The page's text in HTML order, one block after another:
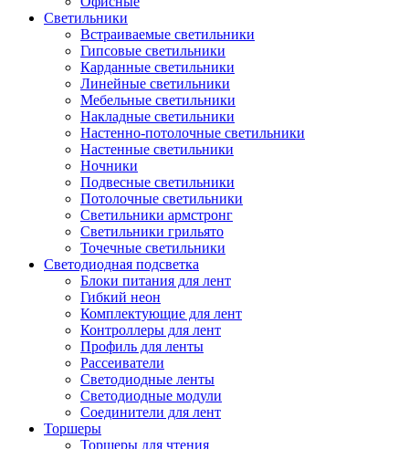
Светильники
Встраиваемые светильники
Гипсовые светильники
Карданные светильники
Линейные светильники
Мебельные светильники
Накладные светильники
Настенно-потолочные светильники
Настенные светильники
Ночники
Подвесные светильники
Потолочные светильники
Светильники армстронг
Светильники грильято
Точечные светильники
Светодиодная подсветка
Блоки питания для лент
Гибкий неон
Комплектующие для лент
Контроллеры для лент
Профиль для ленты
Рассеиватели
Светодиодные ленты
Светодиодные модули
Соединители для лент
Торшеры
Торшеры для чтения